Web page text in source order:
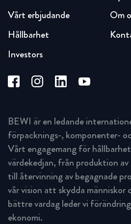
Vårt erbjudande
Hållbarhet
Investors
Om
BEWI är en ledande
förpacknings-, komponenter-
Vårt engagemang för
värdekedjan, från produktion
till återvinning av begagnade
vår vision att skydda människor
bättre vardag leder vi
ekonomi.